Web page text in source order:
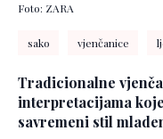
Foto: ZARA
sako vjenčanice
Tradicionalne
interpretacijama
savremeni stil